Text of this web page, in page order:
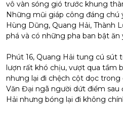
vô vàn sóng gió trước khung
Những mũi giáp công đáng chú
Hùng Dũng, Quang Hải, Thành
phá và có những pha ban bật ăn
Phút 16, Quang Hải tung cú sút
lượn rất khó chịu, vượt qua tầm
nhưng lại đi chệch cột dọc
Văn Đại ngã người dứt điểm sau
Hải nhưng bóng lại đi không